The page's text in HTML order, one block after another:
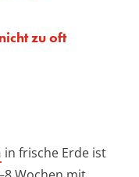
zu oft
in frische Erde ist